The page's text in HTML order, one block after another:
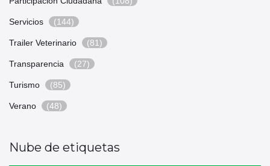
Servicios (144)
Trailer Veterinario (81)
Transparencia (27)
Turismo (85)
Verano (48)
Nube de etiquetas